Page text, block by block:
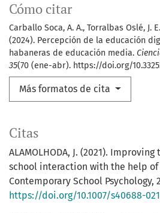
Cómo citar
Carballo Soca, A. A., Torralbas Oslé, J.
(2024). Percepción de la educación
habaneras de educación media.
35(70 (ene-abr). https://doi.org/
Más formatos de cita
Citas
ALAMOLHODA, J. (2021).
school interaction with the help
Contemporary School Psychology,
https://doi.org/10.1007/s40688-